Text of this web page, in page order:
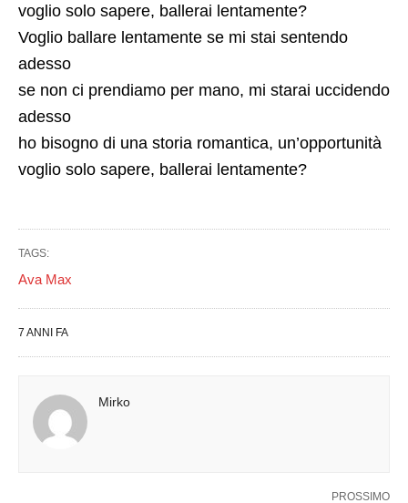
voglio solo sapere, ballerai lentamente?
Voglio ballare lentamente se mi stai sentendo
adesso
se non ci prendiamo per mano, mi starai uccidendo
adesso
ho bisogno di una storia romantica, un’opportunità
voglio solo sapere, ballerai lentamente?
TAGS:
Ava Max
7 ANNI FA
Mirko
PROSSIMO